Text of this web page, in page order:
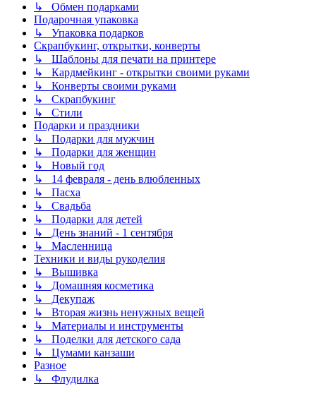
↳ Обмен подарками
Подарочная упаковка
↳ Упаковка подарков
Скрапбукинг, открытки, конверты
↳ Шаблоны для печати на принтере
↳ Кардмейкинг - открытки своими руками
↳ Конверты своими руками
↳ Скрапбукинг
↳ Стили
Подарки и праздники
↳ Подарки для мужчин
↳ Подарки для женщин
↳ Новый год
↳ 14 февраля - день влюбленных
↳ Пасха
↳ Свадьба
↳ Подарки для детей
↳ День знаний - 1 сентября
↳ Масленница
Техники и виды рукоделия
↳ Вышивка
↳ Домашняя косметика
↳ Декупаж
↳ Вторая жизнь ненужных вещей
↳ Материалы и инструменты
↳ Поделки для детского сада
↳ Цумами канзаши
Разное
↳ Флудилка